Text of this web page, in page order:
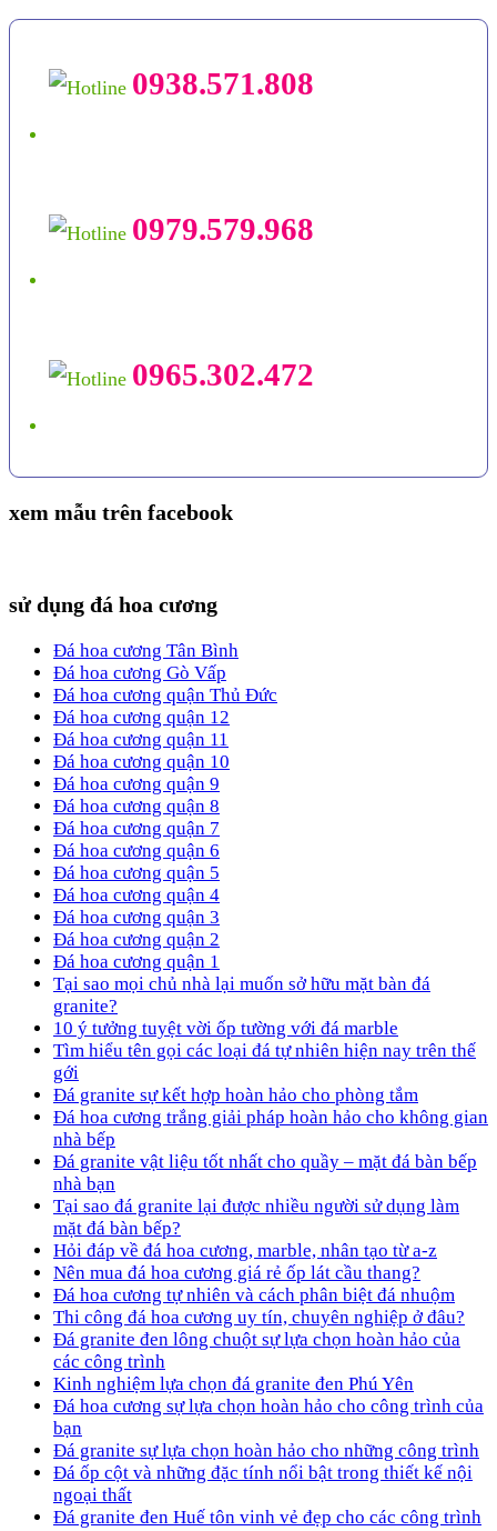
0938.571.808
0979.579.968
0965.302.472
xem mẫu trên facebook
sử dụng đá hoa cương
Đá hoa cương Tân Bình
Đá hoa cương Gò Vấp
Đá hoa cương quận Thủ Đức
Đá hoa cương quận 12
Đá hoa cương quận 11
Đá hoa cương quận 10
Đá hoa cương quận 9
Đá hoa cương quận 8
Đá hoa cương quận 7
Đá hoa cương quận 6
Đá hoa cương quận 5
Đá hoa cương quận 4
Đá hoa cương quận 3
Đá hoa cương quận 2
Đá hoa cương quận 1
Tại sao mọi chủ nhà lại muốn sở hữu mặt bàn đá
granite?
10 ý tưởng tuyệt vời ốp tường với đá marble
Tìm hiểu tên gọi các loại đá tự nhiên hiện nay trên thế
gới
Đá granite sự kết hợp hoàn hảo cho phòng tắm
Đá hoa cương trắng giải pháp hoàn hảo cho không gian
nhà bếp
Đá granite vật liệu tốt nhất cho quầy – mặt đá bàn bếp
nhà bạn
Tại sao đá granite lại được nhiều người sử dụng làm
mặt đá bàn bếp?
Hỏi đáp về đá hoa cương, marble, nhân tạo từ a-z
Nên mua đá hoa cương giá rẻ ốp lát cầu thang?
Đá hoa cương tự nhiên và cách phân biệt đá nhuộm
Thi công đá hoa cương uy tín, chuyên nghiệp ở đâu?
Đá granite đen lông chuột sự lựa chọn hoàn hảo của
các công trình
Kinh nghiệm lựa chọn đá granite đen Phú Yên
Đá hoa cương sự lựa chọn hoàn hảo cho công trình của
bạn
Đá granite sự lựa chọn hoàn hảo cho những công trình
Đá ốp cột và những đặc tính nổi bật trong thiết kế nội
ngoại thất
Đá granite đen Huế tôn vinh vẻ đẹp cho các công trình